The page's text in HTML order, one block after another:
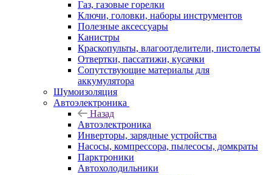
Газ, газовые горелки
Ключи, головки, наборы инструментов
Полезные аксессуары
Канистры
Краскопульты, влагоотделители, пистолеты
Отвертки, пассатижи, кусачки
Сопутствующие материалы для
аккумулятора
Шумоизоляция
Автоэлектроника
Назад
Автоэлектроника
Инверторы, зарядные устройства
Насосы, компрессора, пылесосы, домкраты
Парктроники
Автохолодильники